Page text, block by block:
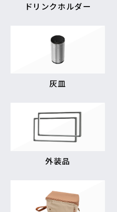
ドリンクホルダー
灰皿
外装品